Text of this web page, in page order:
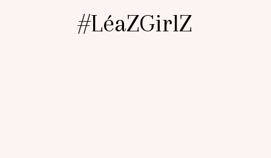
#LéaZGirlZ